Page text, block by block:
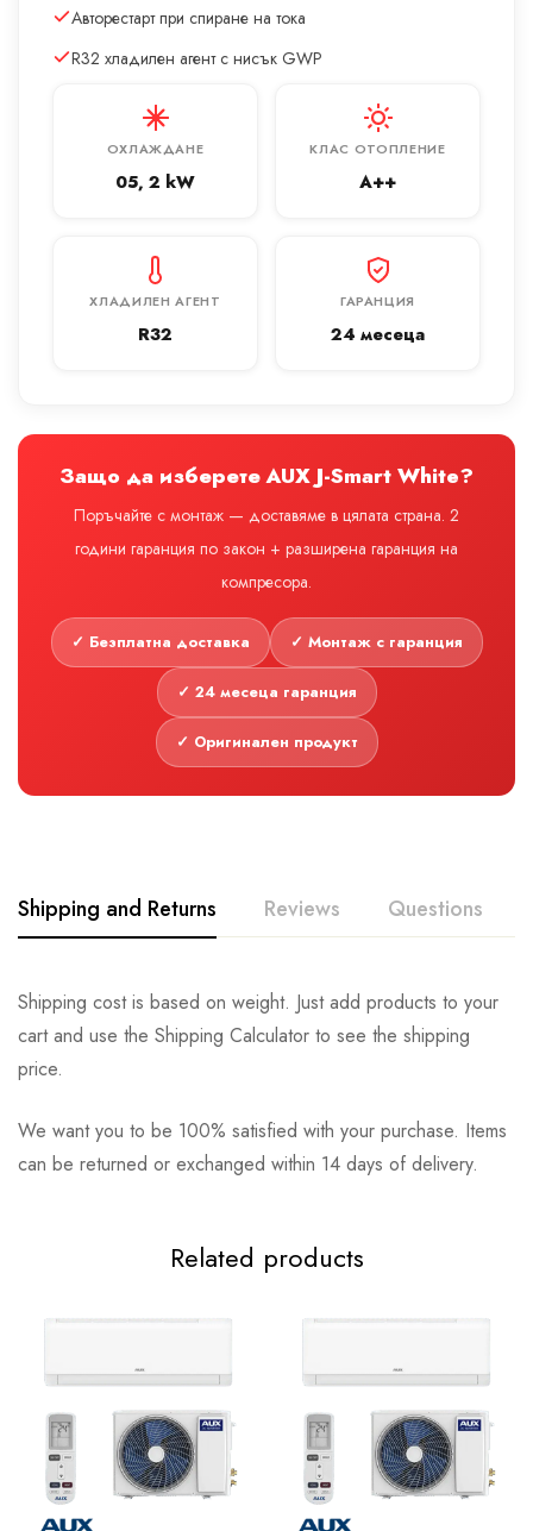
Авторестарт при спиране на тока
R32 хладилен агент с нисък GWP
ОХЛАЖДАНЕ
05, 2 kW
КЛАС ОТОПЛЕНИЕ
A++
ХЛАДИЛЕН АГЕНТ
R32
ГАРАНЦИЯ
24 месеца
Защо да изберете AUX J-Smart White?
Поръчайте с монтаж — доставяме в цялата страна. 2
години гаранция по закон + разширена гаранция на
компресора.
✓ Безплатна доставка ✓ Монтаж с гаранция
✓ 24 месеца гаранция
✓ Оригинален продукт
Shipping and Returns Reviews Questions
Shipping cost is based on weight. Just add products to your
cart and use the Shipping Calculator to see the shipping
price.
We want you to be 100% satisfied with your purchase. Items
can be returned or exchanged within 14 days of delivery.
Related products